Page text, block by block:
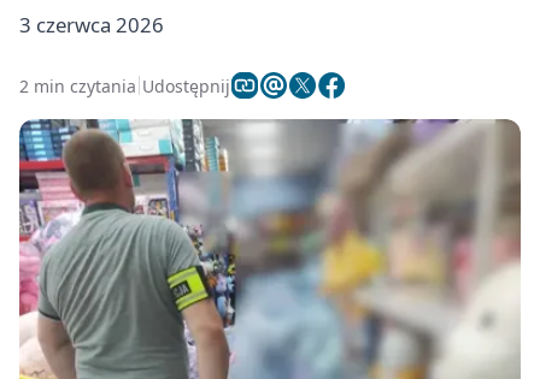
3 czerwca 2026
2 min czytania Udostępnij